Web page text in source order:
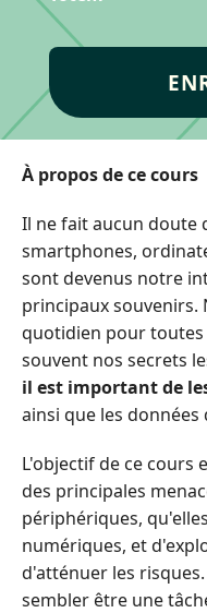
À propos de ce cours
Il ne fait aucun doute
smartphones,
sont devenus notre
principaux souvenirs.
quotidien pour
souvent nos secrets
il est important de
ainsi que les
L'objectif de ce cours
des principales
périphériques,
numériques, et
d'atténuer les
sembler être une